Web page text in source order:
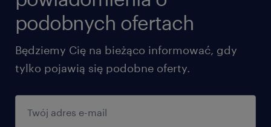
podobnych ofertach
Będziemy Cię na bieżąco informować, gdy
tylko pojawią się podobne oferty.